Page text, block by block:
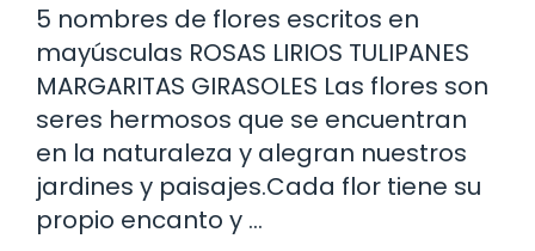
5 nombres de flores escritos en
mayúsculas ROSAS LIRIOS TULIPANES
MARGARITAS GIRASOLES Las flores son
seres hermosos que se encuentran
en la naturaleza y alegran nuestros
jardines y paisajes.Cada flor tiene su
propio encanto y …